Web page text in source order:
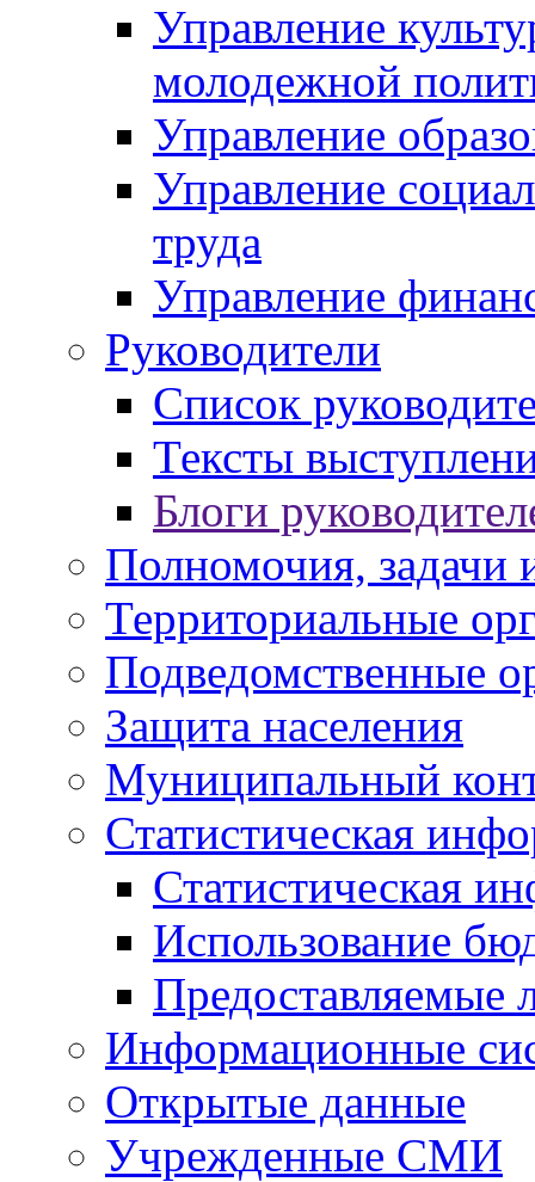
Управление
молодежной
Управление
Управление
труда
Управление
Руководители
Список
Тексты
Блоги
Полномочия, задачи
Территориальные
Подведомственные
Защита населения
Муниципальный
Статистическая
Статистическая
Использование
Предоставляемые
Информационные
Открытые данные
Учрежденные СМИ